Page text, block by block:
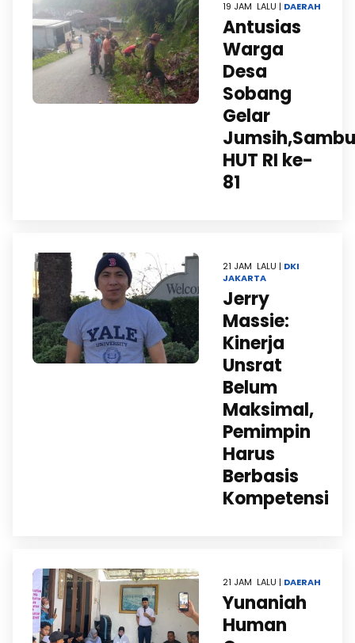
19 JAM LALU | DAERAH
Antusias
Warga
Desa
Sobang
Gelar
HUT RI ke-
81
21 JAM LALU | DKI
JAKARTA
Jerry
Massie:
Kinerja
Unsrat
Belum
Maksimal,
Pemimpin
Harus
Berbasis
Kompetensi
21 JAM LALU | DAERAH
Yunaniah
Human